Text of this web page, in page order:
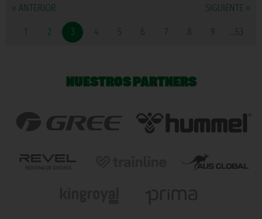
« ANTERIOR SIGUIENTE »
1 2 3 4 5 6 7 8 9 ...53
NUESTROS PARTNERS